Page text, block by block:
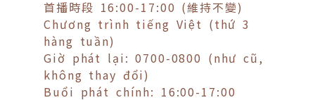
首播時段 16:00-17:00 (維持不變)
Chương trình tiếng Việt (thứ 3
hàng tuần)
Giờ phát lại: 0700-0800 (như cũ,
không thay đổi)
Buổi phát chính: 16:00-17:00